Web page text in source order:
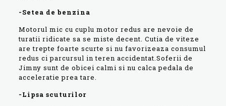
-Setea de benzina
Motorul mic cu cuplu motor redus are nevoie de
turatii ridicate sa se miste decent. Cutia de viteze
are trepte foarte scurte si nu favorizeaza consumul
redus ci parcursul in teren accidentat.Soferii de
Jimny sunt de obicei calmi si nu calca pedala de
acceleratie prea tare.
-Lipsa scuturilor